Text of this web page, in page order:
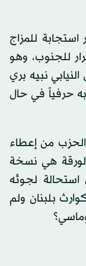
استجابة للمزاج
للجنوب، وهو
نبيه بري
به حرفياً في حال
الحزب من إعطاء
هي نسخة
لجوئه
بلبنان ولم